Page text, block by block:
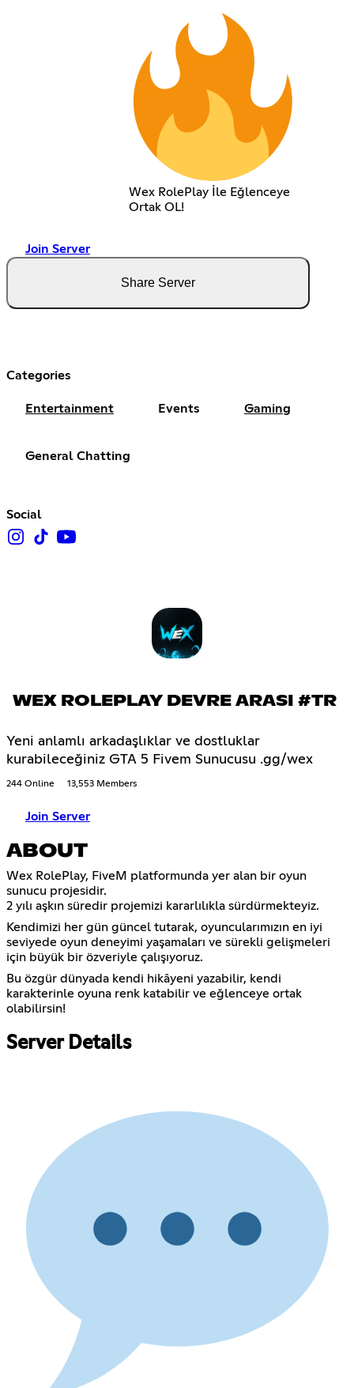
Wex RolePlay İle Eğlenceye
Ortak OL!
Join Server
Share Server
Categories
Entertainment Events Gaming
General Chatting
Social
WEX ROLEPLAY DEVRE ARASI #TR
Yeni anlamlı arkadaşlıklar ve dostluklar
kurabileceğiniz GTA 5 Fivem Sunucusu .gg/wex
244 Online 13,553 Members
Join Server
ABOUT
Wex RolePlay, FiveM platformunda yer alan bir oyun
sunucu projesidir.
2 yılı aşkın süredir projemizi kararlılıkla sürdürmekteyiz.
Kendimizi her gün güncel tutarak, oyuncularımızın en iyi
seviyede oyun deneyimi yaşamaları ve sürekli gelişmeleri
için büyük bir özveriyle çalışıyoruz.
Bu özgür dünyada kendi hikâyeni yazabilir, kendi
karakterinle oyuna renk katabilir ve eğlenceye ortak
olabilirsin!
Server Details